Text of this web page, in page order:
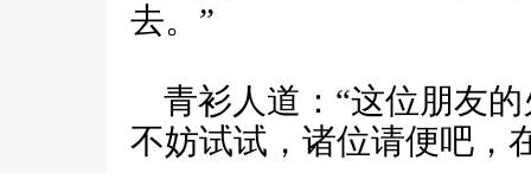
去。”
青衫人道：“这位朋友
不妨试试，诸位请便吧，